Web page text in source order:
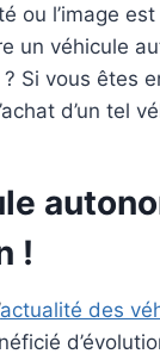
ou l’image
un véhicule
? Si vous êtes
d’un tel
!
actualité des